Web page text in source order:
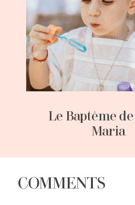
Le Baptême de
Maria
COMMENTS